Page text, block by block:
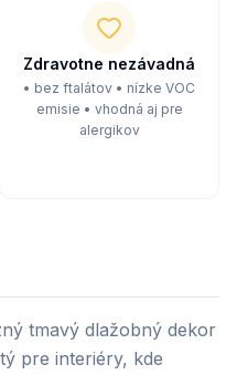
Zdravotne nezávadná
• bez ftalátov • nízke VOC
emisie • vhodná aj pre
alergikov
tmavý dlažobný dekor
pre interiéry, kde